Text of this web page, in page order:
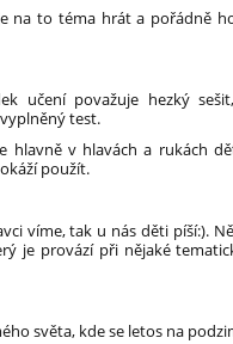
na to téma hrát a pořádně
učení považuje hezký
test.
hlavně v hlavách a rukách
použít.
víme, tak u nás děti píší:).
je provází při nějaké
světa, kde se letos na